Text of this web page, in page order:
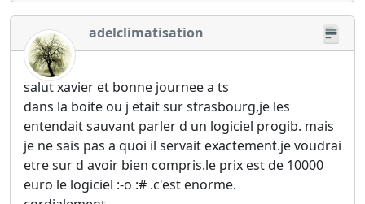
adelclimatisation
salut xavier et bonne journee a ts
dans la boite ou j etait sur strasbourg,je les
entendait sauvant parler d un logiciel progib. mais
je ne sais pas a quoi il servait exactement.je voudrai
etre sur d avoir bien compris.le prix est de 10000
euro le logiciel :-o :# .c'est enorme.